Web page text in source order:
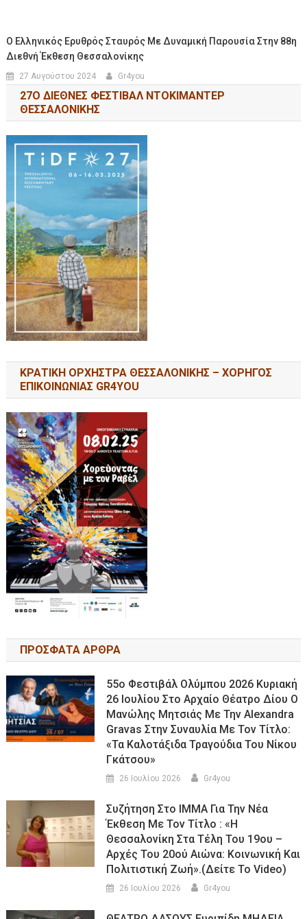
Ο Ελληνικός Ερυθρός Σταυρός Με Δυναμική Παρουσία Στην 88η
Διεθνή Έκθεση Θεσσαλονίκης
27 Αυγούστου 2024 Gr4you
27Ο ΔΙΕΘΝΕΣ ΦΕΣΤΙΒΑΛ ΝΤΟΚΙΜΑΝΤΕΡ
ΘΕΣΣΑΛΟΝΙΚΗΣ
ΚΡΑΤΙΚΗ ΟΡΧΗΣΤΡΑ ΘΕΣΣΑΛΟΝΙΚΗΣ – ΧΟΡΗΓΟΣ
ΕΠΙΚΟΙΝΩΝΙΑΣ GR4YOU
ΠΡΟΣΦΑΤΑ ΑΡΘΡΑ
55ο Φεστιβάλ Ολύμπου 2026 Κυριακή
26 Ιουλίου Στο Αρχαίο Θέατρο Δίου Ο
Μανώλης Μητσιάς Με Την Alexandra
Gravas Στην Συναυλία Με Τον Τίτλο:
«τα Καλοτάξιδα Τραγούδια Του Νίκου
Γκάτσου»
26 Ιουλίου 2026 Gr4you
Συζήτηση Στο ΙΜΜΑ Για Την Νέα
Έκθεση Με Τον Τίτλο : «Η
Θεσσαλονίκη Στα Τέλη Του 19ου –
Αρχές Του 20ού Αιώνα: Κοινωνική Και
Πολιτιστική Ζωή».(Δείτε Το Video)
26 Ιουλίου 2026 Gr4you